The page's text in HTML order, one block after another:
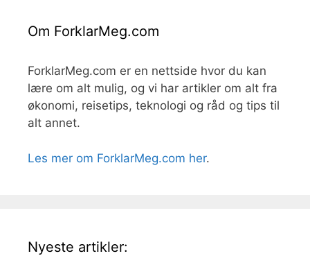
Om ForklarMeg.com
ForklarMeg.com er en nettside hvor du kan
lære om alt mulig, og vi har artikler om alt fra
økonomi, reisetips, teknologi og råd og tips til
alt annet.
Les mer om ForklarMeg.com her.
Nyeste artikler: